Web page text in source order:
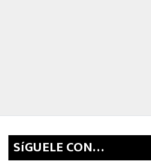
SíGUELE CON…